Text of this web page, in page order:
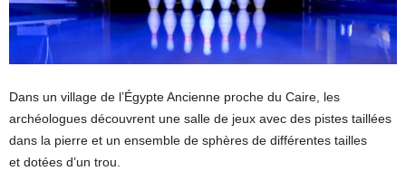
Dans un village de l’Égypte Ancienne proche du Caire, les
archéologues découvrent une salle de jeux avec des pistes taillées
dans la pierre et un ensemble de sphères de différentes tailles
et dotées d’un trou.